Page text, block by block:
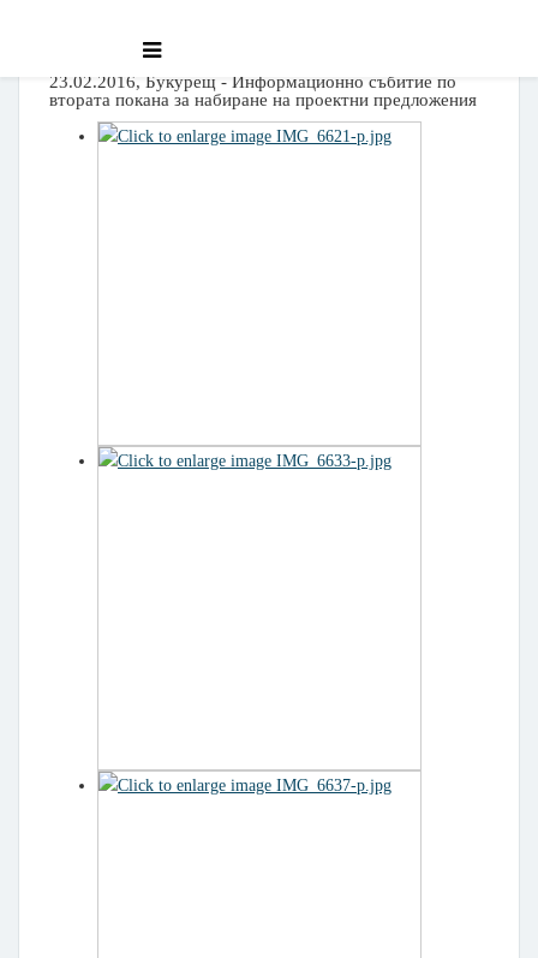
23.02.2016, Букурещ - Информационно събитие по
втората покана за набиране на проектни предложения